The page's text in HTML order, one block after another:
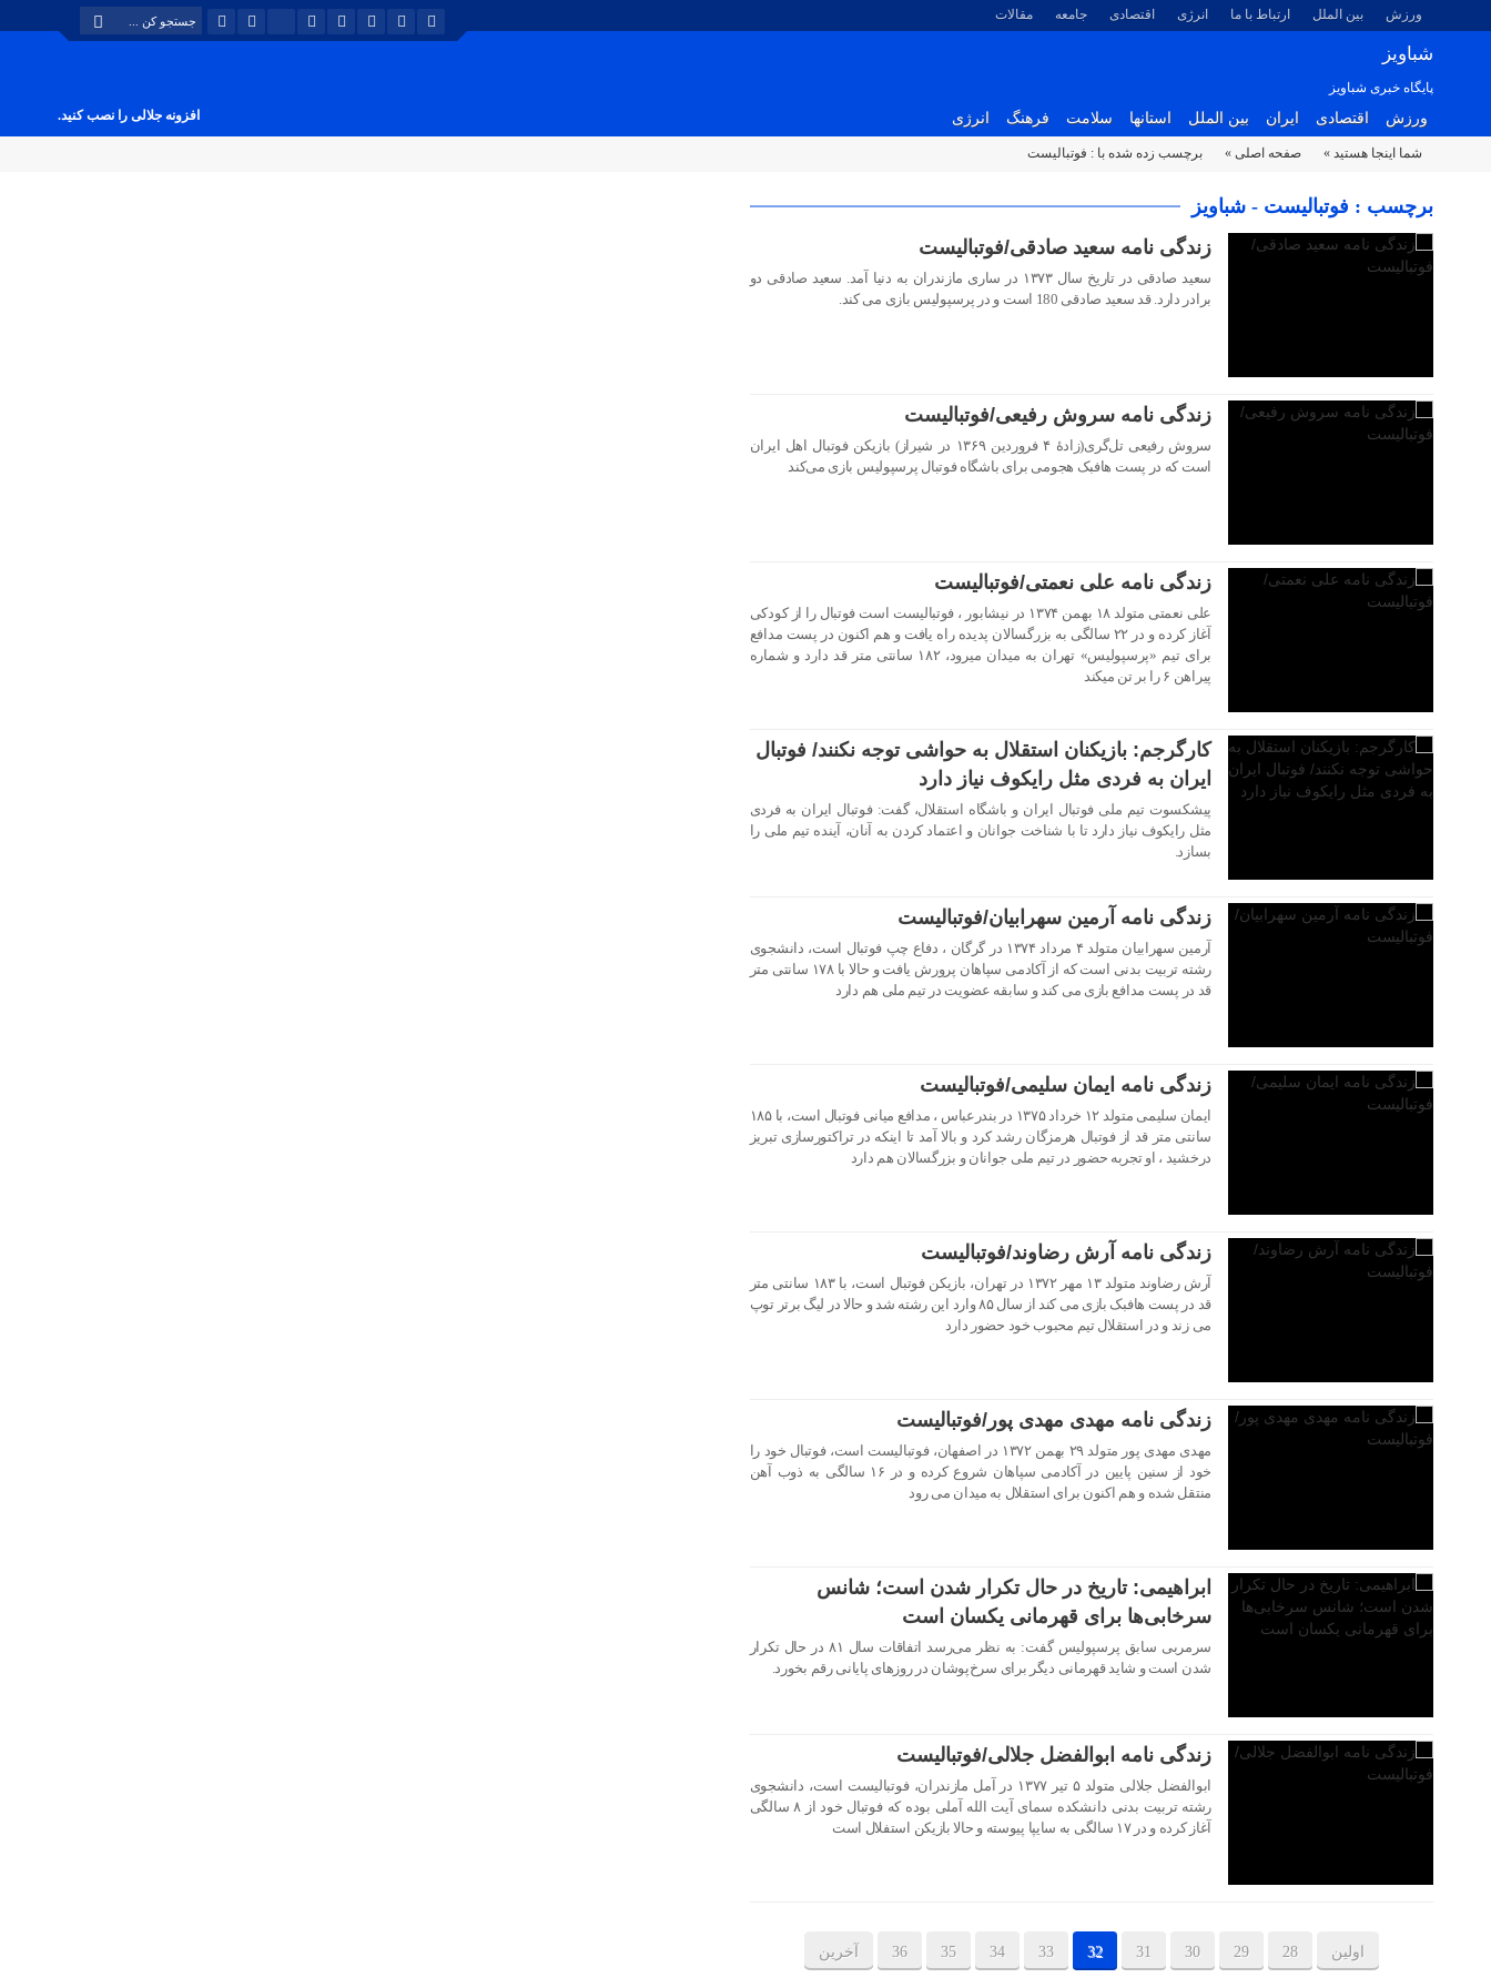
ورزش بین الملل ارتباط با ما انرژی اقتصادی جامعه مقالات
شباویز
پایگاه خبری شباویز
ورزش اقتصادی ایران بین الملل استانها سلامت فرهنگ انرژی افزونه جلالی را نصب کنید.
شما اینجا هستید » صفحه اصلی » برچسب زده شده با : فوتبالیست
برچسب : فوتبالیست - شباویز
۰۴ خرداد ۱۴۰۳
زندگی نامه سعید صادقی/فوتبالیست
سعید صادقی در تاریخ سال ۱۳۷۳ در ساری مازندران به دنیا آمد. سعید صادقی دو
برادر دارد. قد سعید صادقی 180 است و در پرسپولیس بازی می کند.
زندگی نامه سروش رفیعی/فوتبالیست
سروش رفیعی تل‌گری(زادهٔ ۴ فروردین ۱۳۶۹ در شیراز) بازیکن فوتبال اهل ایران
است که در پست هافبک هجومی برای باشگاه فوتبال پرسپولیس بازی می‌کند
زندگی نامه علی نعمتی/فوتبالیست
علی نعمتی متولد ۱۸ بهمن ۱۳۷۴ در نیشابور ، فوتبالیست است فوتبال را از کودکی
آغاز کرده و در ۲۲ سالگی به بزرگسالان پدیده راه یافت و هم اکنون در پست مدافع
برای تیم «پرسپولیس» تهران به میدان میرود، ۱۸۲ سانتی متر قد دارد و شماره
پیراهن ۶ را بر تن میکند
کارگرجم: بازیکنان استقلال به حواشی توجه نکنند/ فوتبال
ایران به فردی مثل رایکوف نیاز دارد
پیشکسوت تیم ملی فوتبال ایران و باشگاه استقلال، گفت: فوتبال ایران به فردی
مثل رایکوف نیاز دارد تا با شناخت جوانان و اعتماد کردن به آنان، آینده تیم ملی را
بسازد.
زندگی نامه آرمین سهرابیان/فوتبالیست
آرمین سهرابیان متولد ۴ مرداد ۱۳۷۴ در گرگان ، دفاع چپ فوتبال است، دانشجوی
رشته تربیت بدنی است که از آکادمی سپاهان پرورش یافت و حالا با ۱۷۸ سانتی متر
قد در پست مدافع بازی می کند و سابقه عضویت در تیم ملی هم دارد
زندگی نامه ایمان سلیمی/فوتبالیست
ایمان سلیمی متولد ۱۲ خرداد ۱۳۷۵ در بندرعباس ، مدافع میانی فوتبال است، با ۱۸۵
سانتی متر قد از فوتبال هرمزگان رشد کرد و بالا آمد تا اینکه در تراکتورسازی تبریز
درخشید ، او تجربه حضور در تیم ملی جوانان و بزرگسالان هم دارد
زندگی نامه آرش رضاوند/فوتبالیست
آرش رضاوند متولد ۱۳ مهر ۱۳۷۲ در تهران، بازیکن فوتبال است، با ۱۸۳ سانتی متر
قد در پست هافبک بازی می کند از سال ۸۵ وارد این رشته شد و حالا در لیگ برتر توپ
می زند و در استقلال تیم محبوب خود حضور دارد
زندگی نامه مهدی مهدی پور/فوتبالیست
مهدی مهدی پور متولد ۲۹ بهمن ۱۳۷۲ در اصفهان،‌ فوتبالیست است، فوتبال خود را
خود از سنین پایین در آکادمی سپاهان شروع کرده و در ۱۶ سالگی به ذوب آهن
منتقل شده و هم‌ اکنون برای استقلال به میدان می رود
ابراهیمی: تاریخ در حال تکرار شدن است؛ شانس
سرخابی‌ها برای قهرمانی یکسان است
سرمربی سابق پرسپولیس گفت: به نظر می‌رسد اتفاقات سال ۸۱ در حال تکرار
شدن است و شاید قهرمانی دیگر برای سرخ‌پوشان در روزهای پایانی رقم بخورد.
زندگی نامه ابوالفضل جلالی/فوتبالیست
ابوالفضل جلالی متولد ۵ تیر ۱۳۷۷ در آمل مازندران، فوتبالیست است، دانشجوی
رشته تربیت‌ بدنی دانشکده سمای آیت‌ الله آملی بوده که فوتبال خود از ۸ سالگی
آغاز کرده و در ۱۷ سالگی به سایپا پیوسته و حالا بازیکن استفلال است
اولین 28
29
30
31
32
33
34
35
36 آخرین